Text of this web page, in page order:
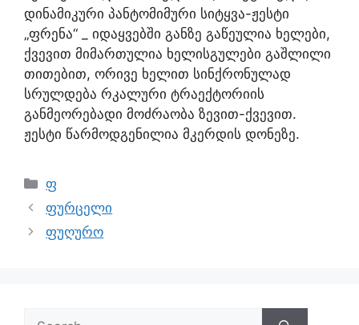
დინამიკური პანტომიმური სიტყვა-ჟესტი
„ფრენა“ _ იდაყვებში განზე გაწეულია ხელები,
ქვევით მიმართულია ხელისგულები გაშლილი
თითებით, ორივე ხელით სინქრონულად
სრულდება რკალური ტრაექტორიის
განმეორებადი მოძრაობა ზევით-ქვევით.
ჟესტი წარმოდგენილია მკერდის დონეზე.
ფ
ფურცელი
ფუღურო